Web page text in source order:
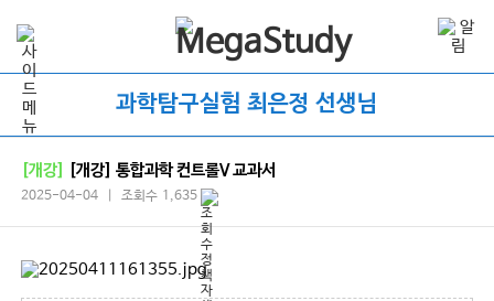
과학탐구실험 최은정 선생님
[개강] [개강] 통합과학 컨트롤V 교과서
2025-04-04 | 조회수 1,635